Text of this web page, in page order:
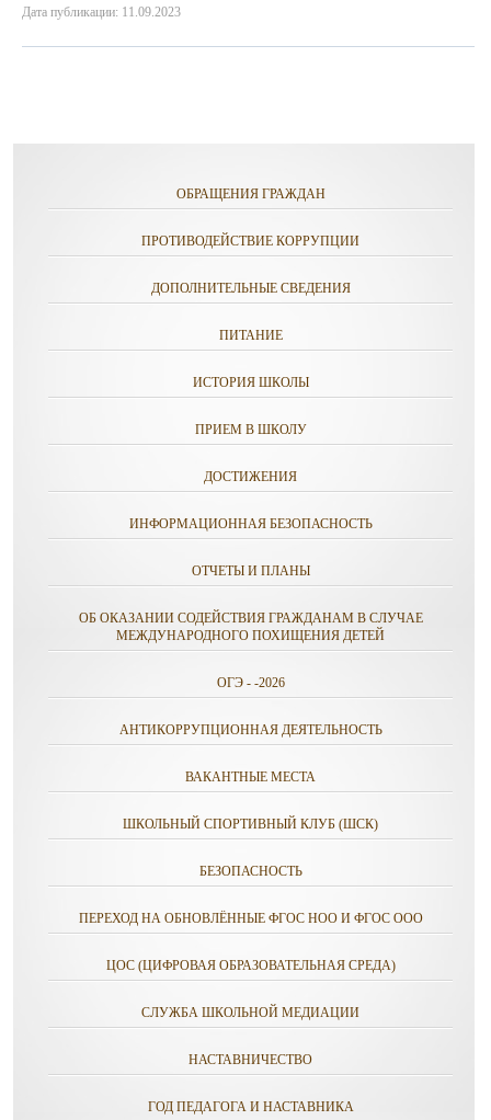
Дата публикации: 11.09.2023
ОБРАЩЕНИЯ ГРАЖДАН
ПРОТИВОДЕЙСТВИЕ КОРРУПЦИИ
ДОПОЛНИТЕЛЬНЫЕ СВЕДЕНИЯ
ПИТАНИЕ
ИСТОРИЯ ШКОЛЫ
ПРИЕМ В ШКОЛУ
ДОСТИЖЕНИЯ
ИНФОРМАЦИОННАЯ БЕЗОПАСНОСТЬ
ОТЧЕТЫ И ПЛАНЫ
ОБ ОКАЗАНИИ СОДЕЙСТВИЯ ГРАЖДАНАМ В СЛУЧАЕ
МЕЖДУНАРОДНОГО ПОХИЩЕНИЯ ДЕТЕЙ
ОГЭ - -2026
АНТИКОРРУПЦИОННАЯ ДЕЯТЕЛЬНОСТЬ
ВАКАНТНЫЕ МЕСТА
ШКОЛЬНЫЙ СПОРТИВНЫЙ КЛУБ (ШСК)
БЕЗОПАСНОСТЬ
ПЕРЕХОД НА ОБНОВЛЁННЫЕ ФГОС НОО И ФГОС ООО
ЦОС (ЦИФРОВАЯ ОБРАЗОВАТЕЛЬНАЯ СРЕДА)
СЛУЖБА ШКОЛЬНОЙ МЕДИАЦИИ
НАСТАВНИЧЕСТВО
ГОД ПЕДАГОГА И НАСТАВНИКА